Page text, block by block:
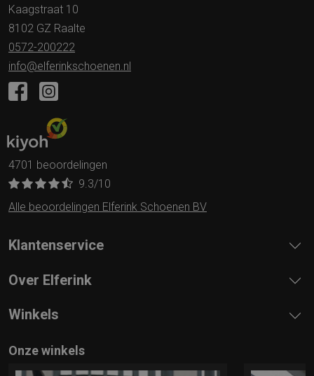
Kaagstraat 10
8102 GZ Raalte
0572-200222
info@elferinkschoenen.nl
4701 beoordelingen
9.3/10
Alle beoordelingen Elferink Schoenen BV
Klantenservice
Over Elferink
Winkels
Onze winkels